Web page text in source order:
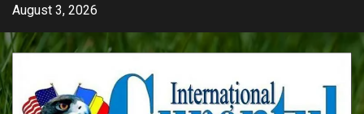
Skip
content
August 3, 2026